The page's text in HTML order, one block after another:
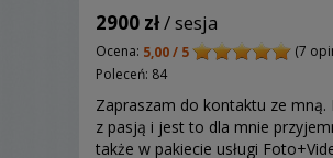
2900 zł/ sesja
Ocena: 5,00 / 5
(7
Poleceń: 84
Zapraszam do kontaktu ze
z pasją i jest to dla mnie
także w pakiecie usługi